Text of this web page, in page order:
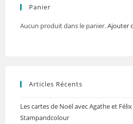
Panier
Aucun produit dans le panier.Ajouter
Articles Récents
Les cartes de Noël avec Agathe et
Stampandcolour